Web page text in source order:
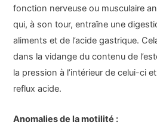
fonction nerveuse ou musculaire
qui, à son tour, entraîne une
aliments et de l’acide gastrique.
dans la vidange du contenu de
la pression à l’intérieur de celui-ci
reflux acide.
Anomalies de la motilité :